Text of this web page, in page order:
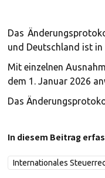
Das
und Deutschland ist
Mit einzelnen
dem 1. Januar 2026
Das
In diesem Beitrag
Internationales